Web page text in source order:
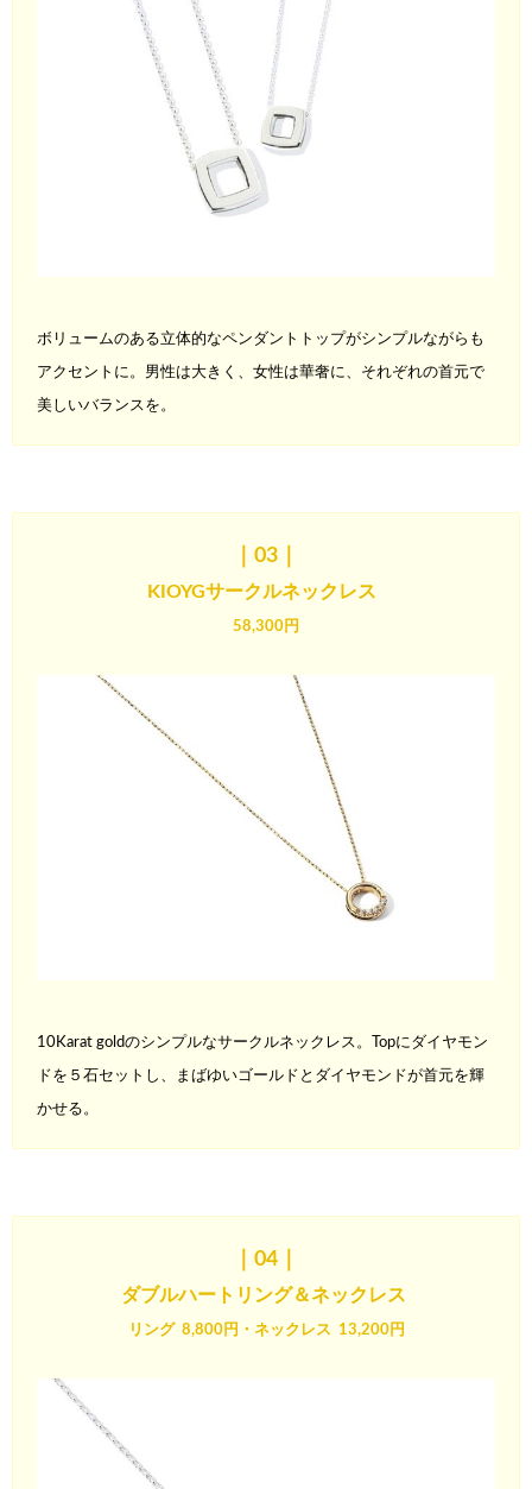
ボリュームのある立体的なペンダントトップがシンプルながらも
アクセントに。男性は大きく、女性は華奢に、それぞれの首元で
美しいバランスを。
｜03
KIOYGサークルネックレス
58,300円
10Karat goldのシンプルなサークルネックレス。Topにダイヤモン
ドを５石セットし、まばゆいゴールドとダイヤモンドが首元を輝
かせる。
｜04
ダブルハートリング＆ネックレス
リング 8,800円・ネックレス 13,200円